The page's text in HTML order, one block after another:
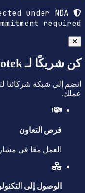
under NDA
required.
كن شريكًا لـ Niotek
عملك.
فرص التعاون
العمل معًا في
الوصول إلى